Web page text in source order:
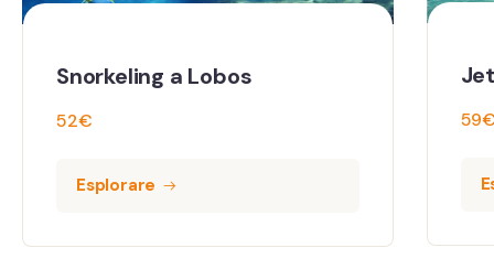
Jet Surf a Corralejo
59€
Esplorare
52€